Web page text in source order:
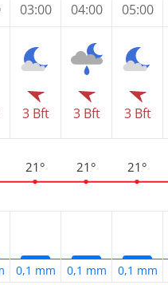
03:00
3 Bft
21°
0,1 mm
04:00
3 Bft
21°
0,1 mm
05:00
3 Bft
21°
0,1 mm